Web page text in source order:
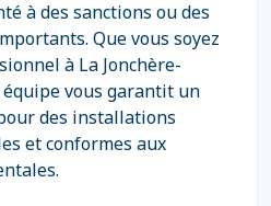
à des sanctions ou des
Que vous soyez
à La Jonchère-
vous garantit un
des installations
et conformes aux